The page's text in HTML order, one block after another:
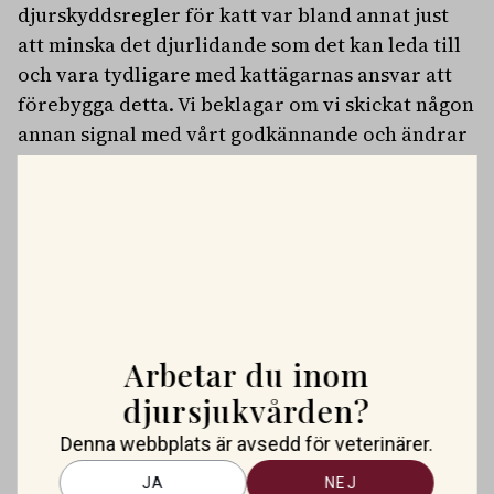
djurskyddsregler för katt var bland annat just
att minska det djurlidande som det kan leda till
och vara tydligare med kattägarnas ansvar att
förebygga detta. Vi beklagar om vi skickat någon
annan signal med vårt godkännande och ändrar
nu på detta, säger djurskyddschef Helena
nu sin specialistverksamhet och söker legitimerade
veterinärer med specialistkompetens som vill vara med
och forma vårt nästa kapitel. Hos oss möter du ett
engagerat team, moderna faciliteter och verkliga
möjligheter att bedriva avancerad djursjukvård. Vad vi
Vi söker veterinär – erfaren eller ny i yrket
Bergsåkers Hästklinik är en del av koncernen Husaby
Hästklinik. Vid våra övriga verksamheter i Husaby, Skara
och Bjertorp jobbar idag ett 60-tal medarbetare. Om kliniken
Bergsåkers Hästklinik bedriver veterinärverksamhet i en
OMFATTNING:HELTIDPLATS:SUNDSVALL
Besättningsveterinär till Kronfågel
Arbetar du inom
djursjukvården?
Denna webbplats är avsedd för veterinärer.
JA NEJ